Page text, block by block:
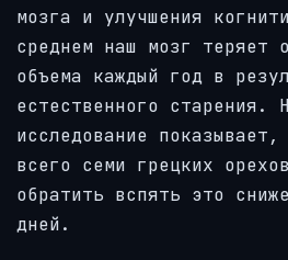
мозга и улучшения
среднем наш мозг теряет
объема каждый год в
естественного старения.
исследование
всего семи грецких
обратить вспять это
дней.